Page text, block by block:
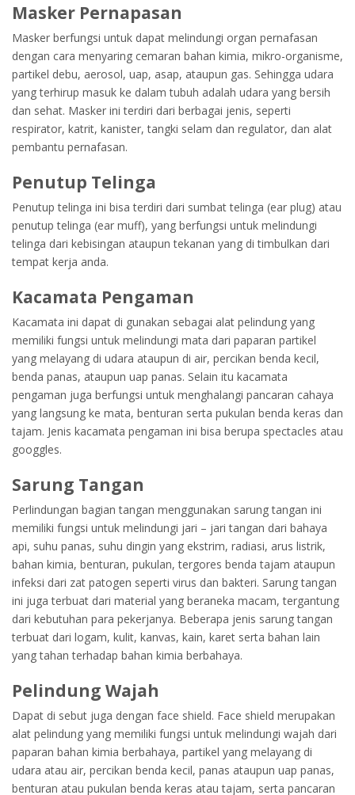
Masker Pernapasan
Masker berfungsi untuk dapat melindungi organ pernafasan
dengan cara menyaring cemaran bahan kimia, mikro-organisme,
partikel debu, aerosol, uap, asap, ataupun gas. Sehingga udara
yang terhirup masuk ke dalam tubuh adalah udara yang bersih
dan sehat. Masker ini terdiri dari berbagai jenis, seperti
respirator, katrit, kanister, tangki selam dan regulator, dan alat
pembantu pernafasan.
Penutup Telinga
Penutup telinga ini bisa terdiri dari sumbat telinga (ear plug) atau
penutup telinga (ear muff), yang berfungsi untuk melindungi
telinga dari kebisingan ataupun tekanan yang di timbulkan dari
tempat kerja anda.
Kacamata Pengaman
Kacamata ini dapat di gunakan sebagai alat pelindung yang
memiliki fungsi untuk melindungi mata dari paparan partikel
yang melayang di udara ataupun di air, percikan benda kecil,
benda panas, ataupun uap panas. Selain itu kacamata
pengaman juga berfungsi untuk menghalangi pancaran cahaya
yang langsung ke mata, benturan serta pukulan benda keras dan
tajam. Jenis kacamata pengaman ini bisa berupa spectacles atau
googgles.
Sarung Tangan
Perlindungan bagian tangan menggunakan sarung tangan ini
memiliki fungsi untuk melindungi jari – jari tangan dari bahaya
api, suhu panas, suhu dingin yang ekstrim, radiasi, arus listrik,
bahan kimia, benturan, pukulan, tergores benda tajam ataupun
infeksi dari zat patogen seperti virus dan bakteri. Sarung tangan
ini juga terbuat dari material yang beraneka macam, tergantung
dari kebutuhan para pekerjanya. Beberapa jenis sarung tangan
terbuat dari logam, kulit, kanvas, kain, karet serta bahan lain
yang tahan terhadap bahan kimia berbahaya.
Pelindung Wajah
Dapat di sebut juga dengan face shield. Face shield merupakan
alat pelindung yang memiliki fungsi untuk melindungi wajah dari
paparan bahan kimia berbahaya, partikel yang melayang di
udara atau air, percikan benda kecil, panas ataupun uap panas,
benturan atau pukulan benda keras atau tajam, serta pancaran